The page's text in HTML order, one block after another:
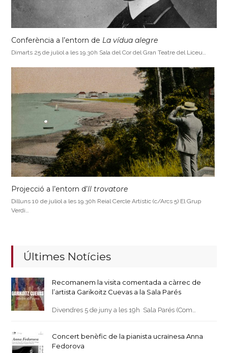
Conferència a l’entorn de La vídua alegre
Dimarts 25 de juliol a les 19.30h Sala del Cor del Gran Teatre del Liceu…
Projecció a l’entorn d’Il trovatore
Dilluns 10 de juliol a les 19.30h Reial Cercle Artístic (c/Arcs 5) El Grup
Verdi…
Últimes Notícies
Recomanem la visita comentada a càrrec de
l’artista Garikoitz Cuevas a la Sala Parés
Divendres 5 de juny a les 19h Sala Parés (Com…
Concert benèfic de la pianista ucraïnesa Anna
Fedorova